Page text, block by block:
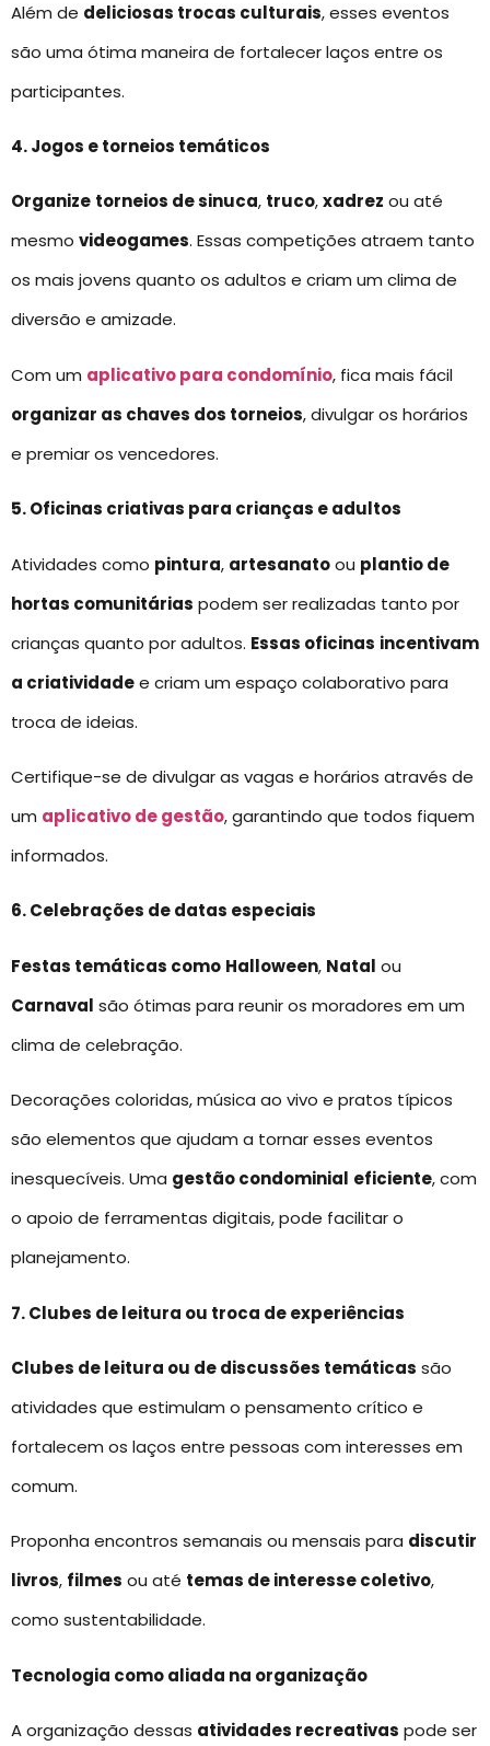
Além de deliciosas trocas culturais, esses eventos
são uma ótima maneira de fortalecer laços entre os
participantes.
4. Jogos e torneios temáticos
Organize torneios de sinuca, truco,xadrez ou até
mesmo videogames. Essas competições atraem tanto
os mais jovens quanto os adultos e criam um clima de
diversão e amizade.
Com um aplicativo para condomínio, fica mais fácil
organizar as chaves dos torneios, divulgar os horários
e premiar os vencedores.
5. Oficinas criativas para crianças e adultos
Atividades como pintura, artesanatoou plantio de
hortas comunitárias podem ser realizadas tanto por
crianças quanto por adultos. Essas oficinas incentivam
a criatividadee criam um espaço colaborativo para
troca de ideias.
Certifique-se de divulgar as vagas e horários através de
um aplicativo de gestão, garantindo que todos fiquem
informados.
6. Celebrações de datas especiais
Festas temáticas como Halloween, Natal ou
Carnaval são ótimas para reunir os moradores em um
clima de celebração.
Decorações coloridas, música ao vivo e pratos típicos
são elementos que ajudam a tornar esses eventos
inesquecíveis. Uma gestão condominial eficiente, com
o apoio de ferramentas digitais, pode facilitar o
planejamento.
7. Clubes de leitura ou troca de experiências
Clubes de leitura ou de discussões temáticas são
atividades que estimulam o pensamento crítico e
fortalecem os laços entre pessoas com interesses em
comum.
Proponha encontros semanais ou mensais para discutir
livros, filmes ou até temas de interesse coletivo,
como sustentabilidade.
Tecnologia como aliada na organização
A organização dessas atividades recreativas pode ser